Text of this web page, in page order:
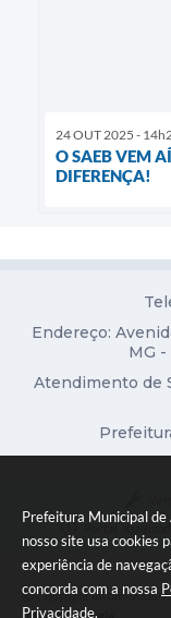
Prefeitura Municipal de
nosso site usa cookies
experiência de
concorda com a nossa
Privacidade.
24 OUT 2025 -
O SAEB VEM
DIFERENÇA!
Endereço:
MG
Atendimento de
Portal
Copyright Instar - 2006-
Instar Tecnologia